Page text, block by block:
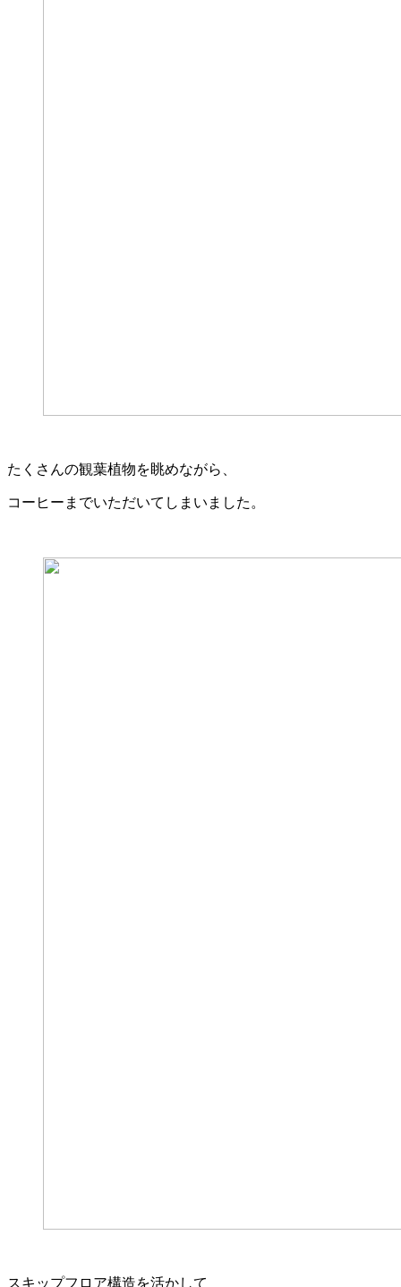
たくさんの観葉植物を眺めながら、
コーヒーまでいただいてしまいました。
スキップフロア構造を活かして